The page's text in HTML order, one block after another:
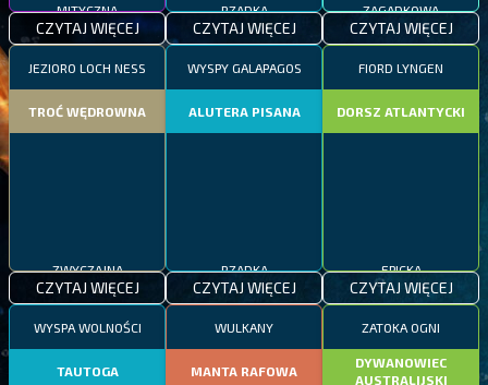
MITYCZNA
CZYTAJ WIĘCEJ
RZADKA
CZYTAJ WIĘCEJ
ZAGADKOWA
CZYTAJ WIĘCEJ
JEZIORO LOCH NESS
TROĆ WĘDROWNA
ZWYCZAJNA
CZYTAJ WIĘCEJ
WYSPY GALAPAGOS
ALUTERA PISANA
RZADKA
CZYTAJ WIĘCEJ
FIORD LYNGEN
DORSZ ATLANTYCKI
EPICKA
CZYTAJ WIĘCEJ
WYSPA WOLNOŚCI
TAUTOGA
WULKANY
MANTA RAFOWA
ZATOKA OGNI
DYWANOWIEC
AUSTRALIJSKI